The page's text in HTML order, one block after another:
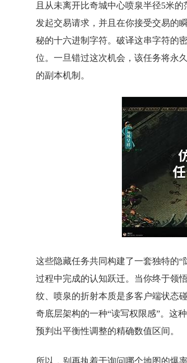
且从未离开比奇城中心喷泉半径5米
发起交易请求，并且在你接受交易的
秘的十六进制字符。破译这串字符的
位。一旦错过这次机会，该任务将永
的副本机制。
这些隐藏任务共同构建了一套独特的
过程中完成的认知跃迁。当你终于领
纹、喷泉的折射本质是多客户端状态
奇底层架构的一种“读写权限感”。这
预判出平衡性调整的精确数值区间。
所以，别再执着于询问哪个地图的爆